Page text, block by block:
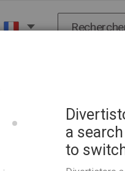
+ un cahier de 16
a
to